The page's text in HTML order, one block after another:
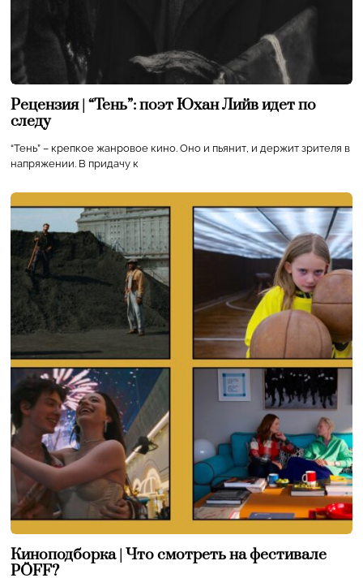
Рецензия | “Тень”: поэт Юхан Лийв идет по
следу
“Тень” – крепкое жанровое кино. Оно и пьянит, и держит зрителя в
напряжении. В придачу к
Киноподборка | Что смотреть на фестивале
PÖFF?